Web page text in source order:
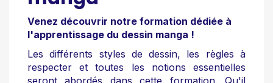
Venez découvrir notre formation dédiée à
l'apprentissage du dessin manga !
Les différents styles de dessin, les règles à
respecter et toutes les notions essentielles
seront abordés dans cette formation. Qu'il